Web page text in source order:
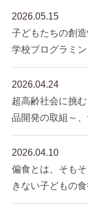
2026.05.15
子どもたちの創
学校プログラミ
2026.04.24
超高齢社会に挑
品開発の取組～
2026.04.10
偏食とは、そも
きない子どもの